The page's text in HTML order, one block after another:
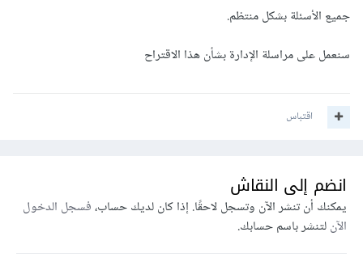
جميع الأسئلة بشكل منتظم.
سنعمل على مراسلة الإدارة بشأن هذا الاقتراح
اقتباس
انضم إلى النقاش
يمكنك أن تنشر الآن وتسجل لاحقًا. إذا كان لديك حساب،فسجل الدخول
الآنلتنشر باسم حسابك.